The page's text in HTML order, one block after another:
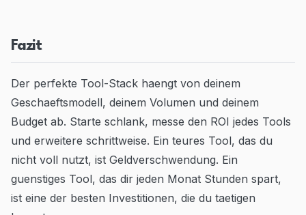
Fazit
Der perfekte Tool-Stack haengt von deinem
Geschaeftsmodell, deinem Volumen und deinem
Budget ab. Starte schlank, messe den ROI jedes Tools
und erweitere schrittweise. Ein teures Tool, das du
nicht voll nutzt, ist Geldverschwendung. Ein
guenstiges Tool, das dir jeden Monat Stunden spart,
ist eine der besten Investitionen, die du taetigen